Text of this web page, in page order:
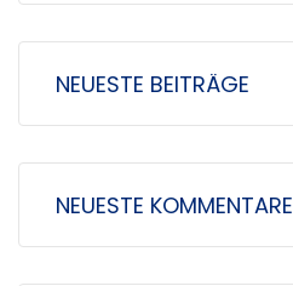
e
n
n
a
c
NEUESTE BEITRÄGE
NEUESTE KOMMENTARE